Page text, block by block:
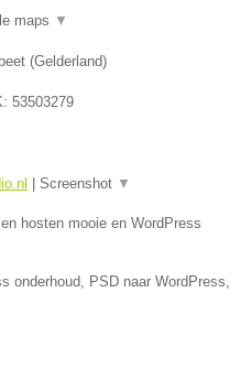
maps ▼
(Gelderland)
53503279
Screenshot ▼
hosten mooie en WordPress
onderhoud, PSD naar WordPress,